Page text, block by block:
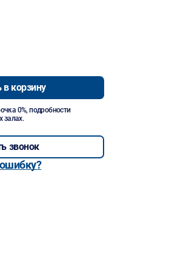
корзину
0%, подробности
залах.
звонок